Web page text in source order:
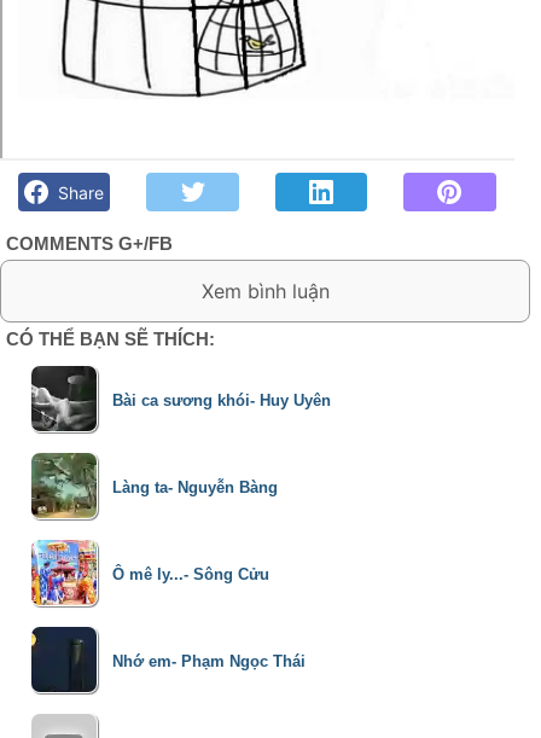
bạn bè. Chút gì để nhớ!
Share
COMMENTS G+/FB
0 Comment:
CÓ THỂ BẠN SẼ THÍCH:
Bài ca sương khói- Huy Uyên
Làng ta- Nguyễn Bàng
Ô mê ly...- Sông Cửu
Nhớ em- Phạm Ngọc Thái